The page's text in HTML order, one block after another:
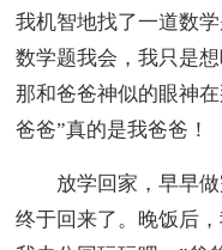
我机智地找了一道数
数学题我会，我只是
那和爸爸神似的眼神
爸爸”真的是我爸爸！
放学回家，早早做
终于回来了。晚饭后